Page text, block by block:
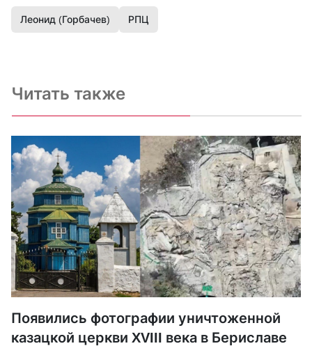
Леонид (Горбачев) РПЦ
Читать также
Появились фотографии уничтоженной
казацкой церкви XVIII века в Бериславе